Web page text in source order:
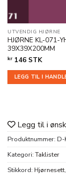
UTVENDIG HJØRNE
HJØRNE KL-071-
39X39X200MM
kr 146 STK
LEGG TIL I
Legg til i
Produktnummer: D-
Kategori:Taklister
Stikkord: Hjørnesett,